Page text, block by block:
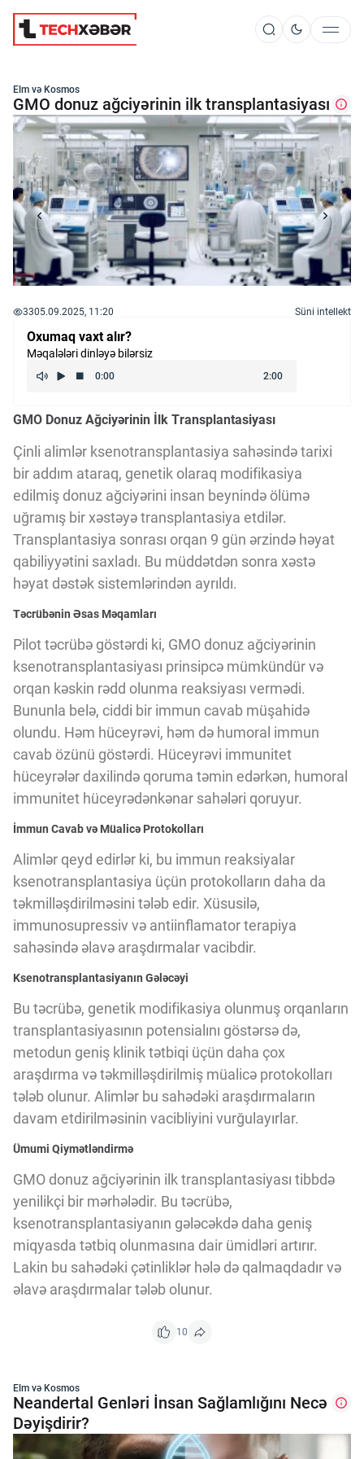
Süni İntellekt
Elm və Kosmos
Texnoloji İnkişaf
İnnovasiya və Startaplar
Robot və Cihazlar
Kriptovalyuta
ÇƏRƏZLƏR SİYASƏTİ
İSTIFADƏ ŞƏRTLƏRİ
MƏXFİLİK SİYASƏTİ
Haqqımızda
Vizyoner Baxışı
Innovasiya Bələdçisi
Gələcəyin Təhlili
Podkastlar
Elm və Kosmos
GMO donuz ağciyərinin ilk transplantasiyası
3305.09.2025, 11:20 Süni intellekt
Oxumaq vaxt alır?
Məqalələri dinləyə bilərsiz
GMO Donuz Ağciyərinin İlk Transplantasiyası
Çinli alimlər ksenotransplantasiya sahəsində tarixi
bir addım ataraq, genetik olaraq modifikasiya
edilmiş donuz ağciyərini insan beynində ölümə
uğramış bir xəstəyə transplantasiya etdilər.
Transplantasiya sonrası orqan 9 gün ərzində həyat
qabiliyyətini saxladı. Bu müddətdən sonra xəstə
həyat dəstək sistemlərindən ayrıldı.
Təcrübənin Əsas Məqamları
Pilot təcrübə göstərdi ki, GMO donuz ağciyərinin
ksenotransplantasiyası prinsipcə mümkündür və
orqan kəskin rədd olunma reaksiyası vermədi.
Bununla belə, ciddi bir immun cavab müşahidə
olundu. Həm hüceyrəvi, həm də humoral immun
cavab özünü göstərdi. Hüceyrəvi immunitet
hüceyrələr daxilində qoruma təmin edərkən, humoral
immunitet hüceyrədənkənar sahələri qoruyur.
İmmun Cavab və Müalicə Protokolları
Alimlər qeyd edirlər ki, bu immun reaksiyalar
ksenotransplantasiya üçün protokolların daha da
təkmilləşdirilməsini tələb edir. Xüsusilə,
immunosupressiv və antiinflamator terapiya
sahəsində əlavə araşdırmalar vacibdir.
Ksenotransplantasiyanın Gələcəyi
Bu təcrübə, genetik modifikasiya olunmuş orqanların
transplantasiyasının potensialını göstərsə də,
metodun geniş klinik tətbiqi üçün daha çox
araşdırma və təkmilləşdirilmiş müalicə protokolları
tələb olunur. Alimlər bu sahədəki araşdırmaların
davam etdirilməsinin vacibliyini vurğulayırlar.
Ümumi Qiymətləndirmə
GMO donuz ağciyərinin ilk transplantasiyası tibbdə
yenilikçi bir mərhələdir. Bu təcrübə,
ksenotransplantasiyanın gələcəkdə daha geniş
miqyasda tətbiq olunmasına dair ümidləri artırır.
Lakin bu sahədəki çətinliklər hələ də qalmaqdadır və
əlavə araşdırmalar tələb olunur.
10
Elm və Kosmos
Neandertal Genləri İnsan Sağlamlığını Necə
Dəyişdirir?